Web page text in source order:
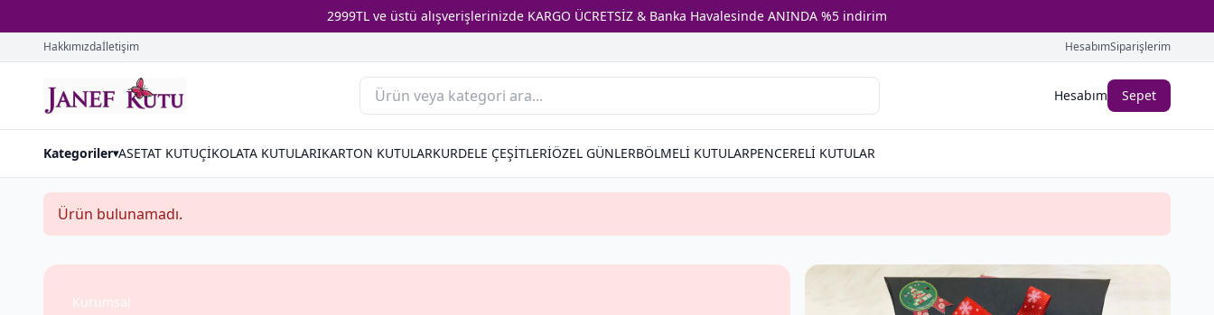
2999TL ve üstü alışverişlerinizde KARGO ÜCRETSİZ & Banka Havalesinde ANINDA %5 indirim
Hakkımızdaİletişim HesabımSiparişlerim
Hesabım Sepet
Kategoriler▾ASETAT KUTUÇİKOLATA KUTULARIKARTON KUTULARKURDELE ÇEŞİTLERİÖZEL GÜNLERBÖLMELİ KUTULARPENCERELİ KUTULAR
Ürün bulunamadı.
Kurumsal